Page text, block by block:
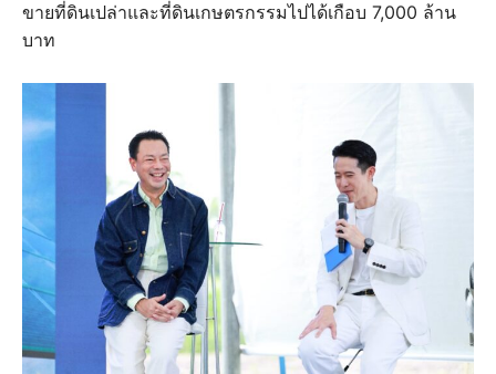
ขายที่ดินเปล่าและที่ดินเกษตรกรรมไปได้เกือบ 7,000 ล้าน
บาท